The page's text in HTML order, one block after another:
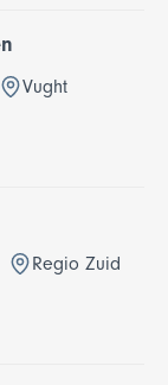
Vught
Regio Zuid